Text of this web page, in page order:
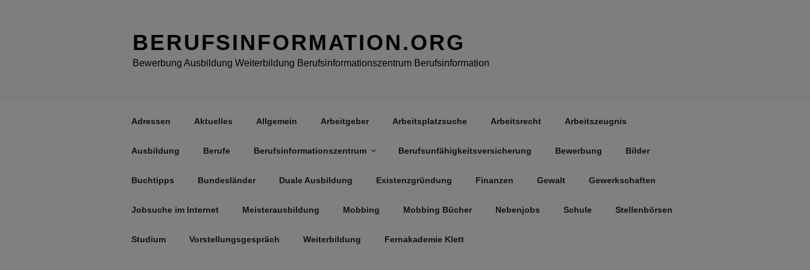
BERUFSINFORMATION.ORG
Bewerbung Ausbildung Weiterbildung Berufsinformationszentrum Berufsinformation
Adressen Aktuelles Allgemein Arbeitgeber Arbeitsplatzsuche Arbeitsrecht Arbeitszeugnis
Ausbildung Berufe Berufsinformationszentrum Berufsunfähigkeitsversicherung Bewerbung Bilder
Buchtipps Bundesländer Duale Ausbildung Existenzgründung Finanzen Gewalt Gewerkschaften
Jobsuche im Internet Meisterausbildung Mobbing Mobbing Bücher Nebenjobs Schule Stellenbörsen
Studium Vorstellungsgespräch Weiterbildung Fernakademie Klett